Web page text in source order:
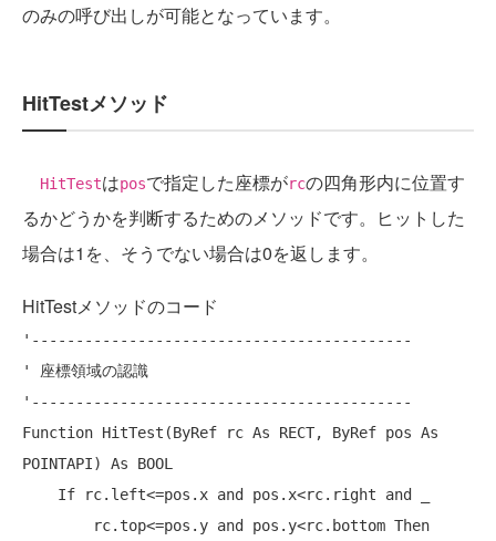
のみの呼び出しが可能となっています。
HitTestメソッド
HitTestはposで指定した座標がrcの四角形内に位置す
るかどうかを判断するためのメソッドです。ヒットした
場合は1を、そうでない場合は0を返します。
HitTestメソッドのコード
'-------------------------------------------
' 座標領域の認識
'-------------------------------------------
Function HitTest(ByRef rc As RECT, ByRef pos As
POINTAPI) As BOOL
If rc.left<=pos.x and pos.x<rc.right and
        rc.top<=pos.y
and pos.y<rc.bottom Then